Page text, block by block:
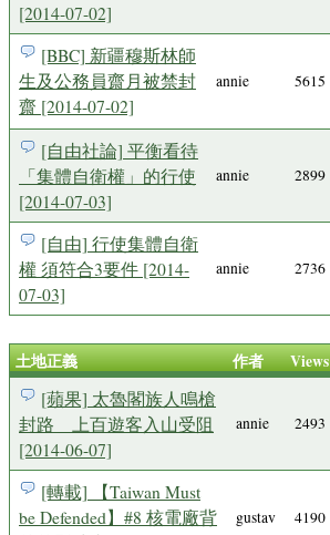
[2014-07-02]
[BBC] 新疆穆斯林師
生及公務員齋月被禁封
齋 [2014-07-02]
annie 5615
[自由社論] 平衡看待
「集體自衛權」的行使
[2014-07-03]
annie 2899
[自由] 行使集體自衛
權 須符合3要件 [2014-
07-03]
annie 2736
土地正義 作者 Views
[蘋果] 太魯閣族人鳴槍
封路 上百遊客入山受阻
[2014-06-07]
annie 2493
[轉載] 【Taiwan Must
be Defended】#8 核電廠背
gustav 4190